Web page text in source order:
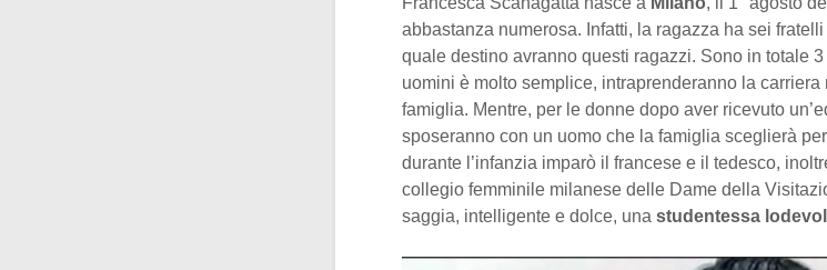
abbastanza numerosa. Infatti, la ragazza ha sei
quale destino avranno questi ragazzi. Sono in totale
uomini è molto semplice, intraprenderanno la
famiglia. Mentre, per le donne dopo aver ricevuto
sposeranno con un uomo che la famiglia sceglierà
durante l’infanzia imparò il francese e il tedesco,
collegio femminile milanese delle Dame della
saggia, intelligente e dolce, una studentessa